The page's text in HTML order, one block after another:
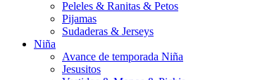
Peleles & Ranitas & Petos
Pijamas
Sudaderas & Jerseys
Niña
Avance de temporada Niña
Jesusitos